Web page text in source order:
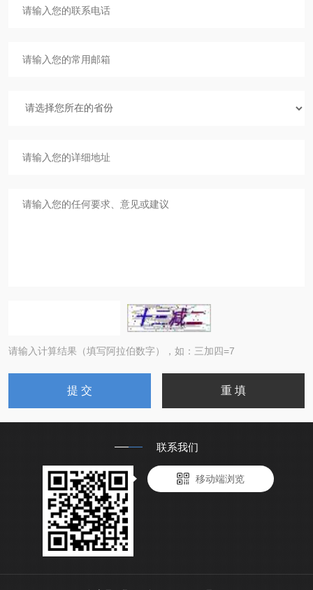
请输入计算结果（填写阿拉伯数字），如：三加四=7
联系我们
移动端浏览